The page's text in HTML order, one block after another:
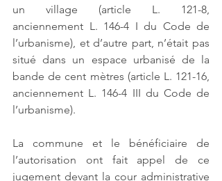
un village (article L. 121-8,
anciennement L. 146-4 I du Code de
l’urbanisme), et d’autre part, n’était pas
situé dans un espace urbanisé de la
bande de cent mètres (article L. 121-16,
anciennement L. 146-4 III du Code de
l’urbanisme).
La commune et le bénéficiaire de
l’autorisation ont fait appel de ce
jugement devant la cour administrative